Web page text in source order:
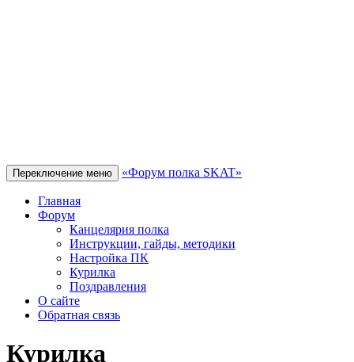
Переключение меню «Форум полка SKAT»
Главная
Форум
Канцелярия полка
Инструкции, гайды, методики
Настройка ПК
Курилка
Поздравления
О сайте
Обратная связь
Курилка